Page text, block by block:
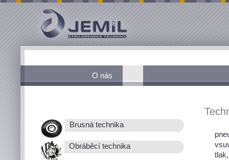
O nás
Brusná technika
Obráběcí technika